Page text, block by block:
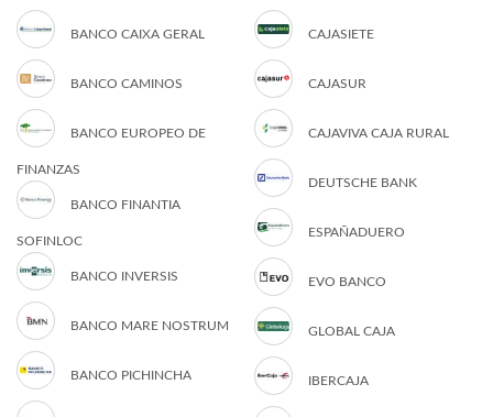
BANCO CAIXA GERAL
BANCO CAMINOS
BANCO EUROPEO DE
FINANZAS
BANCO FINANTIA
SOFINLOC
BANCO INVERSIS
BANCO MARE NOSTRUM
BANCO PICHINCHA
CAJASIETE
CAJASUR
CAJAVIVA CAJA RURAL
DEUTSCHE BANK
ESPAÑADUERO
EVO BANCO
GLOBAL CAJA
IBERCAJA